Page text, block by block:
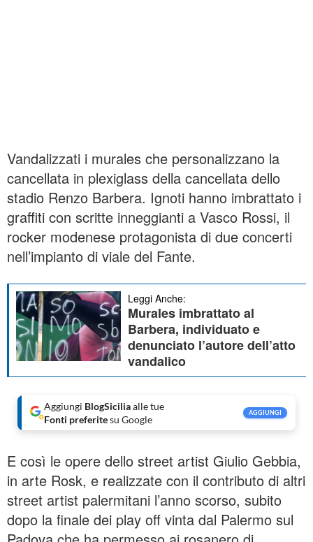
Vandalizzati i murales che personalizzano la
cancellata in plexiglass della cancellata dello
stadio Renzo Barbera. Ignoti hanno imbrattato i
graffiti con scritte inneggianti a Vasco Rossi, il
rocker modenese protagonista di due concerti
nell’impianto di viale del Fante.
Leggi Anche:
Murales imbrattato al
Barbera, individuato e
denunciato l’autore dell’atto
vandalico
Aggiungi BlogSiciliaalle tue
Fonti preferitesu Google
AGGIUNGI
E così le opere dello street artist Giulio Gebbia,
in arte Rosk, e realizzate con il contributo di altri
street artist palermitani l’anno scorso, subito
dopo la finale dei play off vinta dal Palermo sul